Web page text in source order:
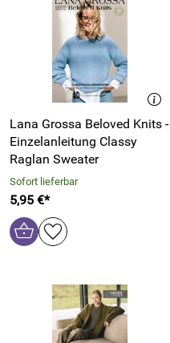
Lana Grossa Beloved Knits -
Einzelanleitung Classy
Raglan Sweater
Sofort lieferbar
5,95 €*